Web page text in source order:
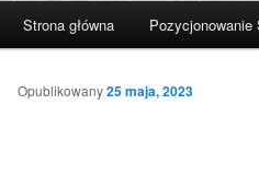
Strona główna Pozycjonowanie
Opublikowany25 maja, 2023